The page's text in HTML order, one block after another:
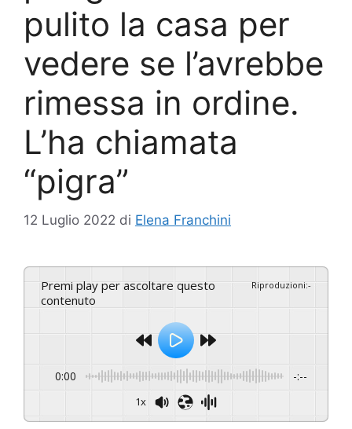
pulito la casa per
vedere se l’avrebbe
rimessa in ordine.
L’ha chiamata
“pigra”
12 Luglio 2022 di Elena Franchini
Premi play per ascoltare questo
contenuto
Riproduzioni:-
0:00 -:--
1x